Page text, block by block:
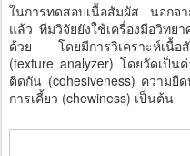
ในการทดสอบเนื้อสัมผัส นอกจ
แล้ว ทีมวิจัยยังใช้เครื่องมือวิทย
ด้วย โดยมีการวิเคราะห์เนื้อสั
(texture analyzer) โดยวัดเป็น
ติดกัน (cohesiveness) ความยื
การเคี้ยว (chewiness) เป็นต้น